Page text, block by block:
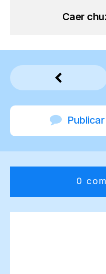
Caer
0